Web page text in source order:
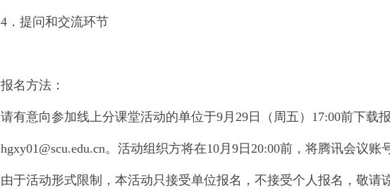
4．提问和交流环节
报名方法：
请有意向参加线上分课堂活动的单位于9月29日（周五）17:00前下载
hgxy01@scu.edu.cn。活动组织方将在10月9日20:00前，将腾讯会议账
由于活动形式限制，本活动只接受单位报名，不接受个人报名，敬请